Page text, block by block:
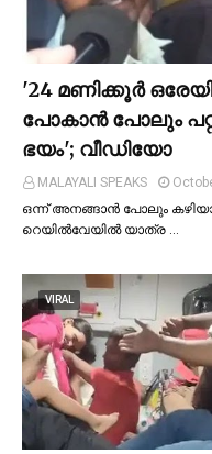
'24 മണിക്കൂര്‍
പോകാന്‍ പോലും
ഭയം'; വീഡിയോ
MALAYALI SPEAKS
ഒന്ന് അനങ്ങാന്‍ പോലും
റെയില്‍വേയില്‍ യാത്ര …
VIRAL